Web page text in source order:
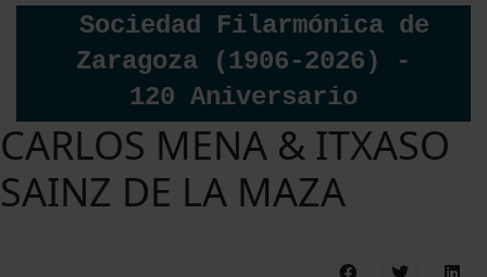
Sociedad Filarmónica de
Zaragoza (1906-2026) -
120 Aniversario
CARLOS MENA & ITXASO
SAINZ DE LA MAZA